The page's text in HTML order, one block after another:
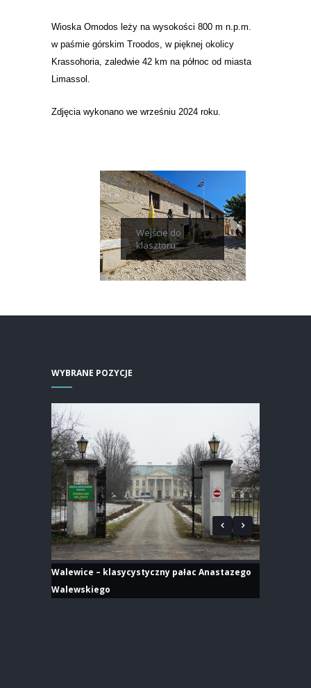
Wioska Omodos leży na wysokości 800 m n.p.m.
w paśmie górskim Troodos, w pięknej okolicy
Krassohoria, zaledwie 42 km na północ od miasta
Limassol.
Zdjęcia wykonano we wrześniu 2024 roku.
Wejście do
klasztoru
WYBRANE POZYCJE
Walewice – klasycystyczny pałac Anastazego
Walewskiego